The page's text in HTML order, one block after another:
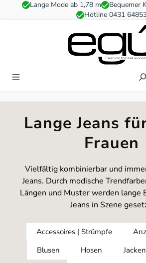
Zum Hauptinhalt springen
Lange Mode ab 1,78 m
Bequemer
Hotline 0431
Lange Jeans
Frauen
Vielfältig kombinierbar und
Jeans. Durch modische
Längen und Muster werden lange
Jeans in Szene
Accessoires | Strümpfe
Blusen
Hosen Jacken